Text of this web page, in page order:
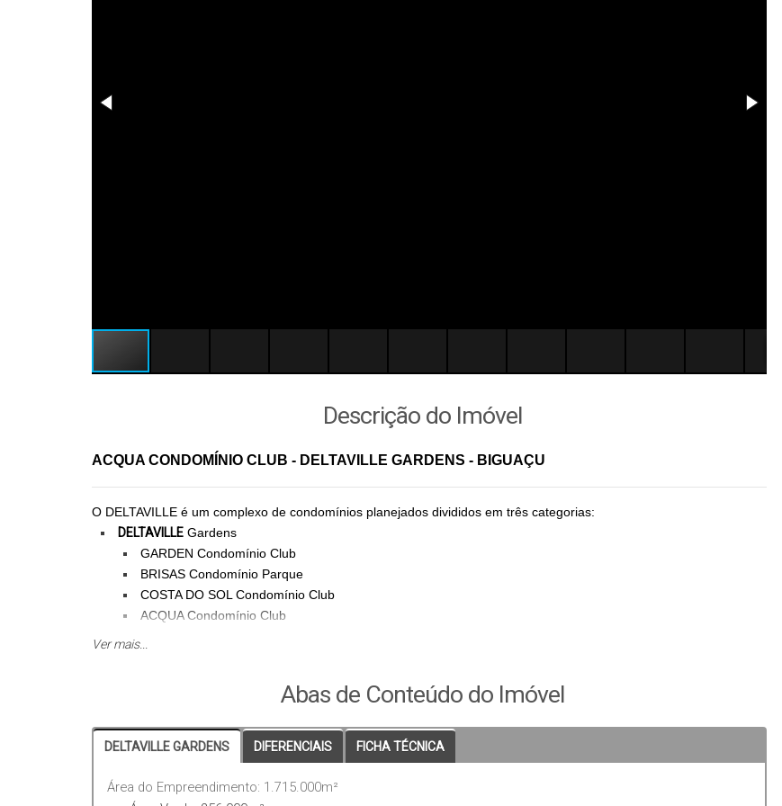
Descrição do Imóvel
ACQUA CONDOMÍNIO CLUB - DELTAVILLE GARDENS - BIGUAÇU
O DELTAVILLE é um complexo de condomínios planejados divididos em três categorias:
DELTAVILLE Gardens
GARDEN Condomínio Club
BRISAS Condomínio Parque
COSTA DO SOL Condomínio Club
ACQUA Condomínio Club
Um bairro construído com os mais modernos conceitos de sustentabilidade e com foco no urbanismo moderno, a
poucos minutos do centro de Florianópolis.
DELTAVILLE
possui lotes externos a partir de 360m² e infraestrutura completa para áreas residenciais (lotes
Ver mais...
Abas de Conteúdo do Imóvel
DELTAVILLE GARDENS DIFERENCIAIS FICHA TÉCNICA
Área do Empreendimento: 1.715.000m²